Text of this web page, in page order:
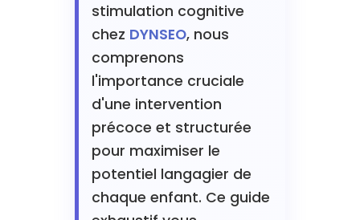
stimulation cognitive
chez DYNSEO, nous
comprenons
l'importance cruciale
d'une intervention
précoce et structurée
pour maximiser le
potentiel langagier de
chaque enfant. Ce guide